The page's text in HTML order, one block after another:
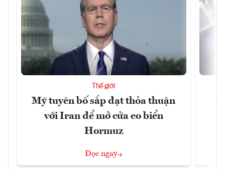
Thế giới
Mỹ tuyên bố sắp đạt thỏa thuận
với Iran để mở cửa eo biển
Hormuz
Đọc ngay